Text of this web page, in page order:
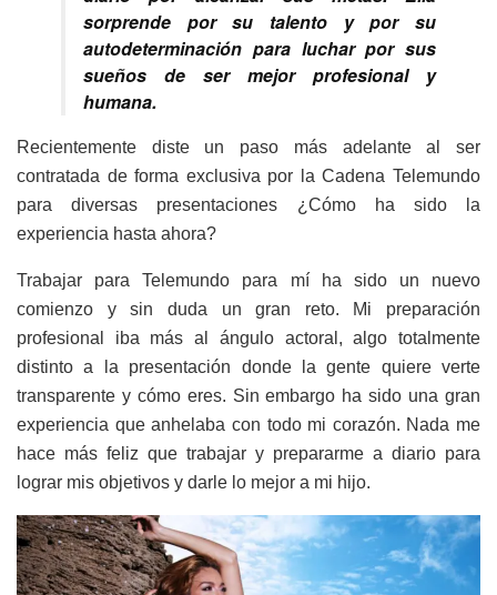
sorprende por su talento y por su
autodeterminación para luchar por sus
sueños de ser mejor profesional y
humana.
Recientemente diste un paso más adelante al ser
contratada de forma exclusiva por la Cadena Telemundo
para diversas presentaciones ¿Cómo ha sido la
experiencia hasta ahora?
Trabajar para Telemundo para mí ha sido un nuevo
comienzo y sin duda un gran reto. Mi preparación
profesional iba más al ángulo actoral, algo totalmente
distinto a la presentación donde la gente quiere verte
transparente y cómo eres. Sin embargo ha sido una gran
experiencia que anhelaba con todo mi corazón. Nada me
hace más feliz que trabajar y prepararme a diario para
lograr mis objetivos y darle lo mejor a mi hijo.